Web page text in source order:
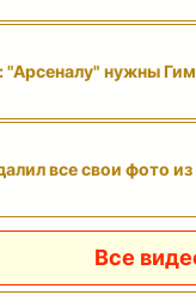
нужны
все свои фото
Все